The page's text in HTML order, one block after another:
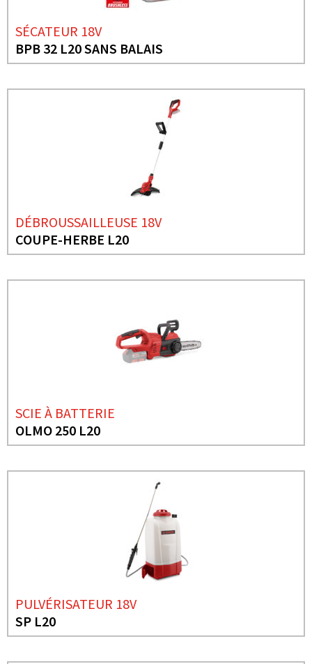
SÉCATEUR 18V
BPB 32 L20 SANS BALAIS
DÉBROUSSAILLEUSE 18V
COUPE-HERBE L20
SCIE À BATTERIE
OLMO 250 L20
PULVÉRISATEUR 18V
SP L20